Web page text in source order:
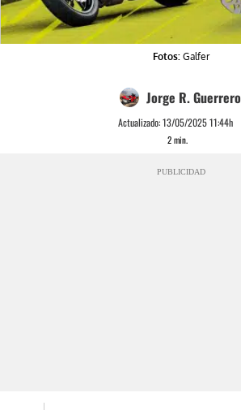
Fotos: Galfer
Jorge R. Guerrero
Actualizado:13/05/2025 11:44h
2min.
PUBLICIDAD